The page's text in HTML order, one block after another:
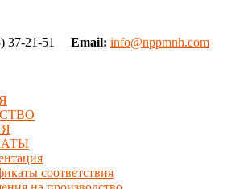
37-21-51 Email: info@nppmnh.com
соответствия